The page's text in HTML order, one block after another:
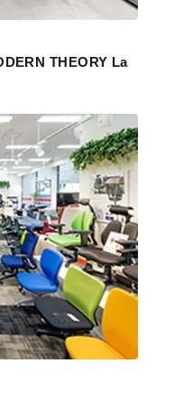
THEORY La